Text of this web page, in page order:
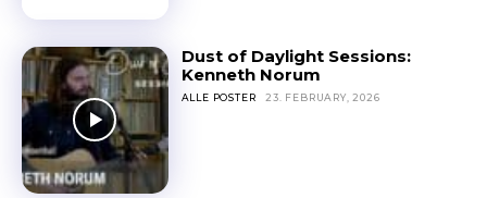
Dust of Daylight Sessions:
Kenneth Norum
ALLE POSTER 23. FEBRUARY, 2026